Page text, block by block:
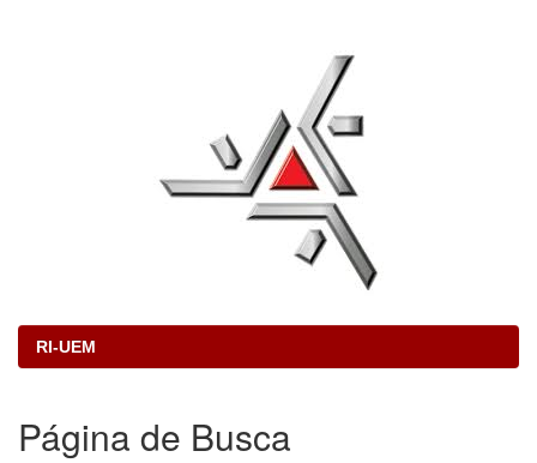
RI-UEM
Página de Busca